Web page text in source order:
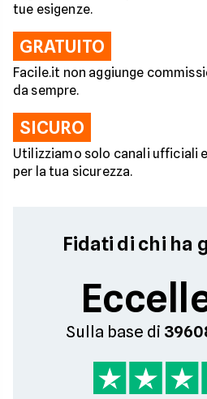
tue esigenze.
GRATUITO
Facile.it non aggiunge
da sempre.
SICURO
Utilizziamo solo canali ufficiali
per la tua sicurezza.
Fidati di chi ha
Sulla base di